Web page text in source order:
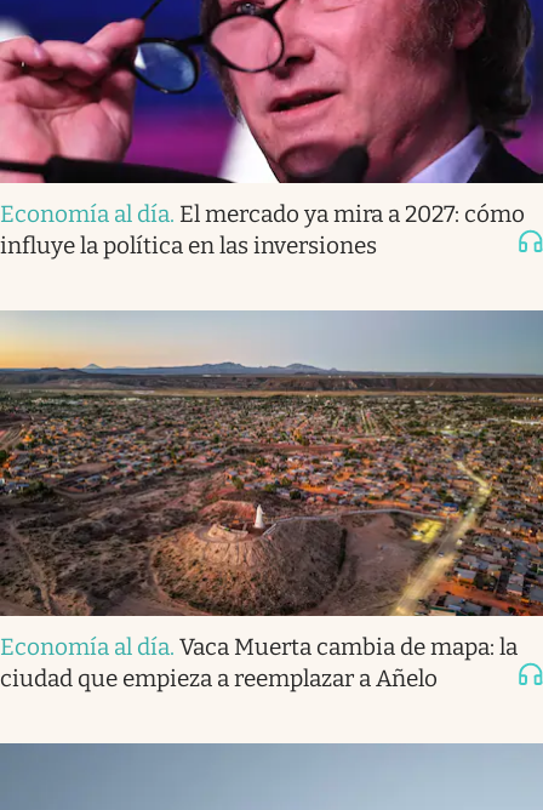
Economía al día. El mercado ya mira a 2027: cómo
influye la política en las inversiones
Economía al día. Vaca Muerta cambia de mapa: la
ciudad que empieza a reemplazar a Añelo